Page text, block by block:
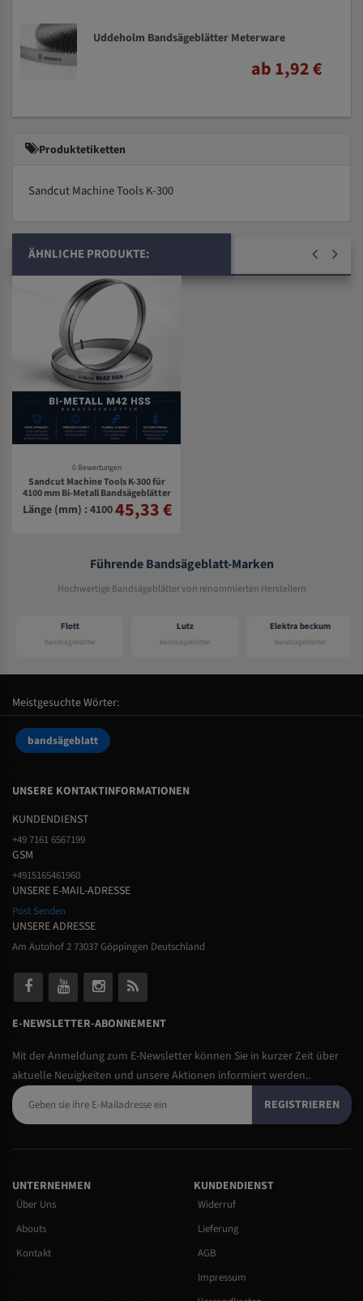
Uddeholm Bandsägeblätter Meterware
ab 1,92 €
Produktetiketten
Sandcut Machine Tools K-300
ÄHNLICHE PRODUKTE:
0 Bewertungen
Sandcut Machine Tools K-300 für
4100 mm Bi-Metall Bandsägeblätter
Länge (mm) : 410045,33 €
Führende Bandsägeblatt-Marken
Hochwertige Bandsägeblätter von renommierten Herstellern
Flott
Bandsägeblätter
Lutz
Bandsägeblätter
Elektra beckum
Bandsägeblätter
Meistgesuchte Wörter:
bandsägeblatt
UNSERE KONTAKTINFORMATIONEN
KUNDENDIENST
+49 7161 6567199
GSM
+4915165461960
UNSERE E-MAIL-ADRESSE
Post Senden
UNSERE ADRESSE
Am Autohof 2 73037 Göppingen Deutschland
E-NEWSLETTER-ABONNEMENT
Mit der Anmeldung zum E-Newsletter können Sie in kurzer Zeit über
aktuelle Neuigkeiten und unsere Aktionen informiert werden..
REGISTRIEREN
UNTERNEHMEN
Über Uns
Abouts
Kontakt
KUNDENDIENST
Widerruf
Lieferung
AGB
Impressum